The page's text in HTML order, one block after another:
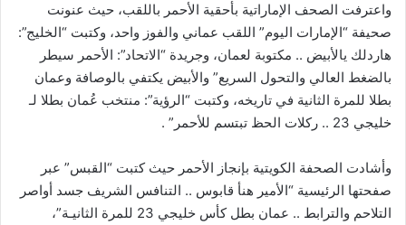
واعترفت الصحف الإماراتية بأحقية الأحمر باللقب، حيث عنونت
صحيفة “الإمارات اليوم” اللقب عماني والفوز واحد، وكتبت “الخليج”:
هاردلك يالأبيض .. مكتوبة لعمان، وجريدة “الاتحاد”: الأحمر سيطر
بالضغط العالي والتحول السريع” والأبيض يكتفي بالوصافة وعمان
بطلا للمرة الثانية في تاريخه، وكتبت “الرؤية”: منتخب عُمان بطلا لـ
خليجي 23 .. ركلات الحظ تبتسم للأحمر” .
وأشادت الصحفة الكويتية بإنجاز الأحمر حيث كتبت “القبس” عبر
صفحتها الرئيسية “الأمير هنأ قابوس .. التنافس الشريف جسد أواصر
التلاحم والترابط .. عمان بطل كأس خليجي 23 للمرة الثانيـة”،